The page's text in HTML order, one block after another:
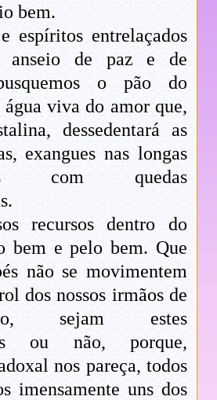
bem.
espíritos entrelaçados
anseio de paz e de
o pão do
viva do amor que,
dessedentará as
exangues nas longas
com quedas
recursos dentro do
bem e pelo bem. Que
não se movimentem
dos nossos irmãos de
sejam estes
ou não, porque,
nos pareça, todos
imensamente uns dos